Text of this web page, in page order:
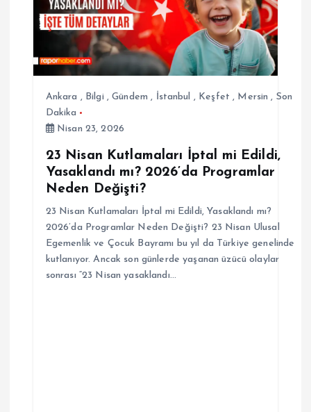
n
m
Ankara , Bilgi ,Gündem , İstanbul , Keşfet , Mersin , Son
Dakika
Nisan 23, 2026
23 Nisan Kutlamaları İptal mi Edildi,
Yasaklandı mı? 2026’da Programlar
Neden Değişti?
23 Nisan Kutlamaları İptal mi Edildi, Yasaklandı mı?
2026’da Programlar Neden Değişti? 23 Nisan Ulusal
Egemenlik ve Çocuk Bayramı bu yıl da Türkiye genelinde
kutlanıyor. Ancak son günlerde yaşanan üzücü olaylar
sonrası “23 Nisan yasaklandı…